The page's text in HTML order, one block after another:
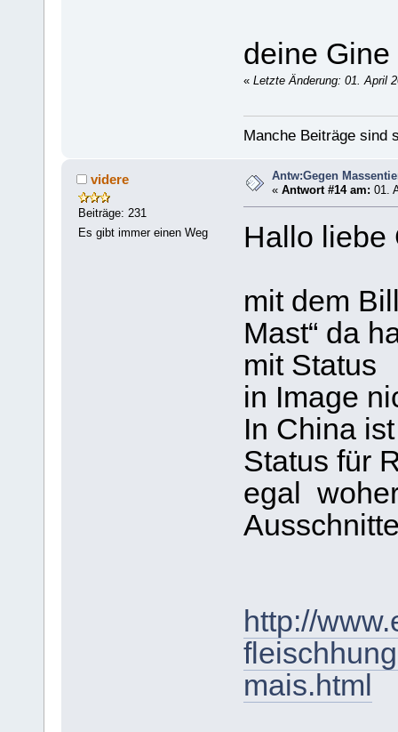
deine Gine
« Letzte Änderung: 01. April
Manche Beiträge sind
videre
Beiträge: 231
Es gibt immer einen Weg
Antw:Gegen
«Antwort #14 am: 01.
Hallo liebe
mit dem
Mast“ da
mit Status
in Image
In China
Status für
egal
http://
mais.html